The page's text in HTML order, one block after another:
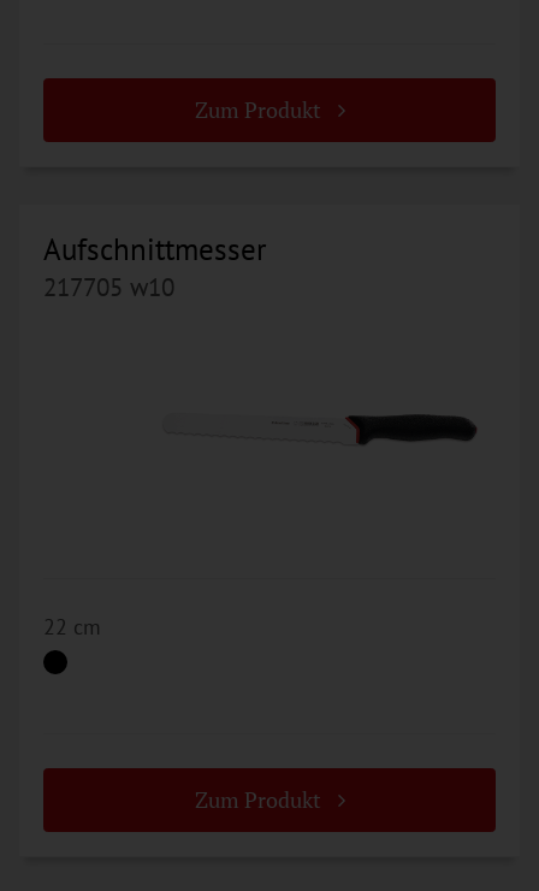
Zum Produkt
Aufschnittmesser
217705 w10
22 cm
Zum Produkt